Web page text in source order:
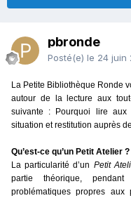
pbronde
Posté(e) le 24 juin
La Petite Bibliothèque Ronde
autour de la lecture aux
suivante : Pourquoi lire aux
situation et restitution auprès
Qu’est-ce qu’un Petit Atelier ?
La particularité d’un Petit
partie théorique,
problématiques propres